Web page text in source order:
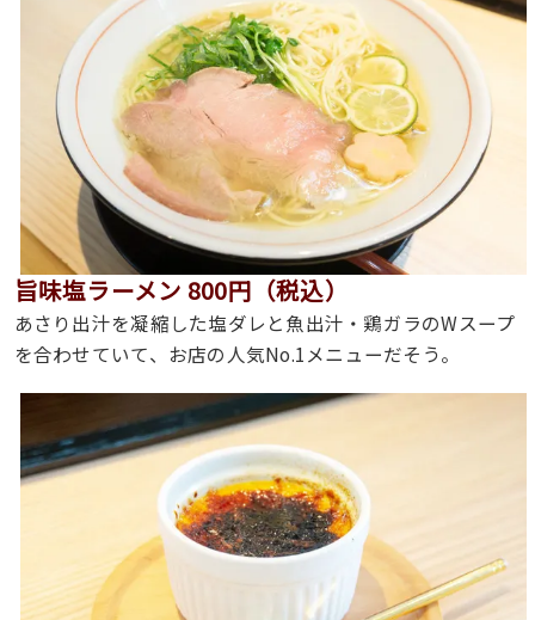
旨味塩ラーメン 800円（税込）
あさり出汁を凝縮した塩ダレと魚出汁・鶏ガラのWスープ
を合わせていて、お店の人気No.1メニューだそう。